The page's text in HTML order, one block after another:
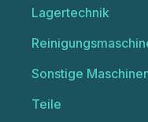
Lagertechnik
Sonstige
Teile